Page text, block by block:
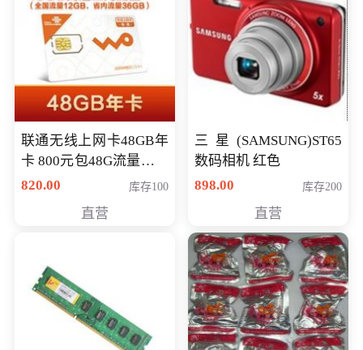
联通无线上网卡48GB年
卡 800元包48G流量，其
中全国流量12G，省内
820.00 库存100
直营
三星(SAMSUNG)ST65
数码相机 红色
898.00
库存200
直营